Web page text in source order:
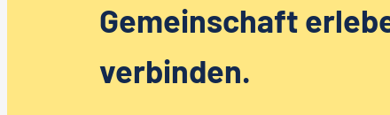
Gemeinschaft
verbinden.